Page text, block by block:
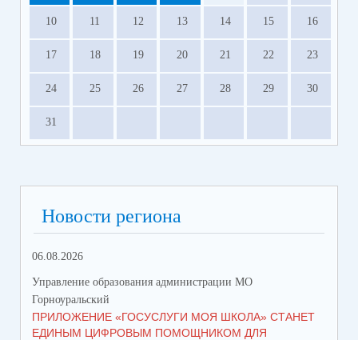
10 11 12 13 14 15 16
17 18 19 20 21 22 23
24 25 26 27 28 29 30
31
Новости региона
06.08.2026
Управление образования администрации МО
Горноуральский
ПРИЛОЖЕНИЕ «ГОСУСЛУГИ МОЯ ШКОЛА» СТАНЕТ
ЕДИНЫМ ЦИФРОВЫМ ПОМОЩНИКОМ ДЛЯ